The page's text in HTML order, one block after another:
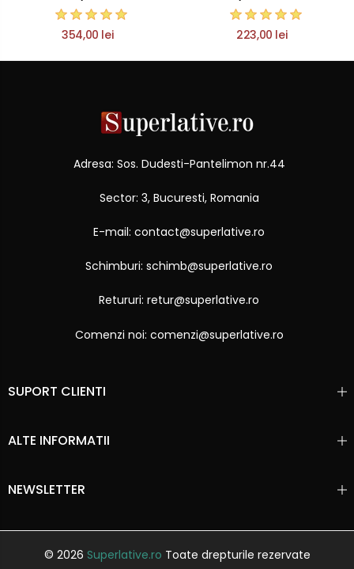
354,00 lei 223,00 lei
Adresa: Sos. Dudesti-Pantelimon nr.44
Sector: 3, Bucuresti, Romania
E-mail: contact@superlative.ro
Schimburi: schimb@superlative.ro
Retururi: retur@superlative.ro
Comenzi noi: comenzi@superlative.ro
SUPORT CLIENTI
ALTE INFORMATII
NEWSLETTER
© 2026 Superlative.ro Toate drepturile rezervate